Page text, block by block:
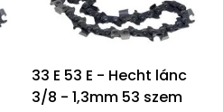
33 E 53 E - Hecht lánc
3/8 - 1,3mm 53 szem